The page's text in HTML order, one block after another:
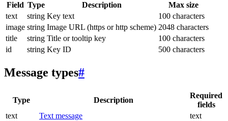
Field Type Description
Max size
text
string Key text
100 characters
image string Image URL (https or http scheme) 2048 characters
title
string Title or tooltip key
100 characters
id
string Key ID 500 characters
Message types#
Type Description
Required
fields
text
Text message
text